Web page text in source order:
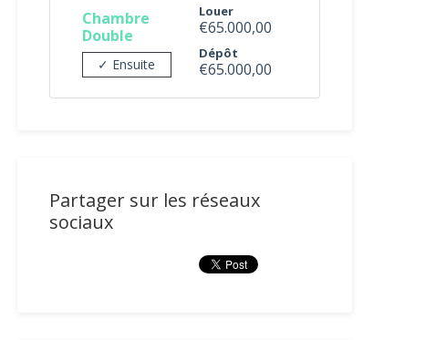
Chambre
Double
✓ Ensuite
Louer
€65.000,00
Dépôt
€65.000,00
Partager sur les réseaux
sociaux